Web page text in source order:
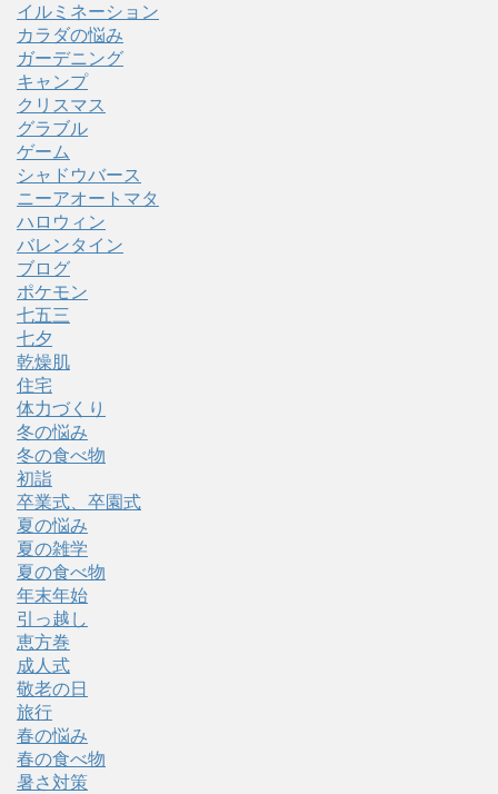
イルミネーション
カラダの悩み
ガーデニング
キャンプ
クリスマス
グラブル
ゲーム
シャドウバース
ニーアオートマタ
ハロウィン
バレンタイン
ブログ
ポケモン
七五三
七夕
乾燥肌
住宅
体力づくり
冬の悩み
冬の食べ物
初詣
卒業式、卒園式
夏の悩み
夏の雑学
夏の食べ物
年末年始
引っ越し
恵方巻
成人式
敬老の日
旅行
春の悩み
春の食べ物
暑さ対策